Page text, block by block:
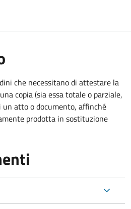
che necessitano di attestare la
copia (sia essa totale o parziale,
atto o documento, affinché
prodotta in sostituzione